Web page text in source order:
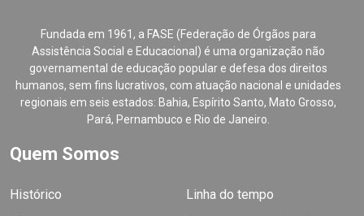
Fundada em 1961, a FASE (Federação de Órgãos para
Assistência Social e Educacional) é uma organização não
governamental de educação popular e defesa dos direitos
humanos, sem fins lucrativos, com atuação nacional e unidades
regionais em seis estados: Bahia, Espírito Santo, Mato Grosso,
Pará, Pernambuco e Rio de Janeiro.
Quem Somos
Histórico
Linha do tempo